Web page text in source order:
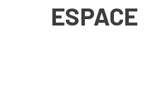
ESPACE